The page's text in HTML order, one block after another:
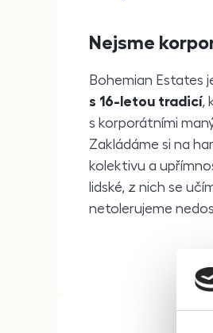
Nejsme
Bohemian Estates
s 16-letou tradicí,
s korporátními
Zakládáme si na
kolektivu a
lidské, z nich se
netolerujeme